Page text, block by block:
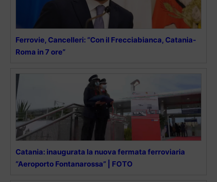
Ferrovie, Cancelleri: “Con il Frecciabianca, Catania-
Roma in 7 ore”
Catania: inaugurata la nuova fermata ferroviaria
“Aeroporto Fontanarossa” | FOTO